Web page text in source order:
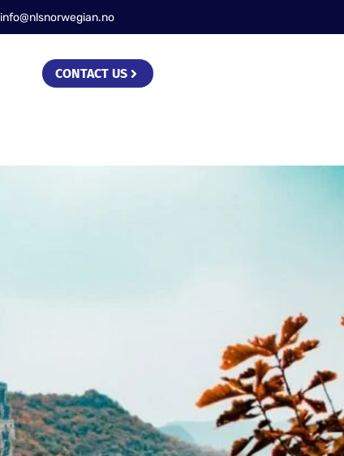
info@nlsnorwegian.no
CONTACT US